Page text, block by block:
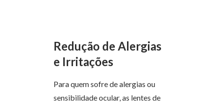
Redução de Alergias
e Irritações
Para quem sofre de alergias ou
sensibilidade ocular, as lentes de